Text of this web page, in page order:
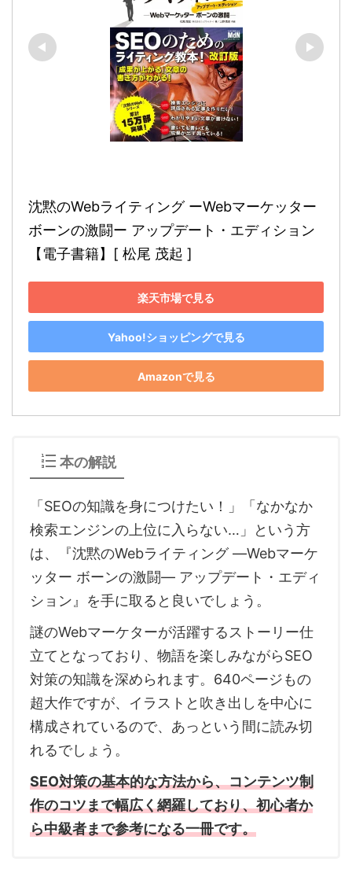
沈黙のWebライティング ーWebマーケッター
ボーンの激闘ー アップデート・エディション
【電子書籍】[ 松尾 茂起 ]
楽天市場で見る
Yahoo!ショッピングで見る
Amazonで見る
本の解説
「SEOの知識を身につけたい！」「なかなか
検索エンジンの上位に入らない…」という方
は、『沈黙のWebライティング —Webマーケ
ッター ボーンの激闘— アップデート・エディ
ション』を手に取ると良いでしょう。
謎のWebマーケターが活躍するストーリー仕
立てとなっており、物語を楽しみながらSEO
対策の知識を深められます。640ページもの
超大作ですが、イラストと吹き出しを中心に
構成されているので、あっという間に読み切
れるでしょう。
SEO対策の基本的な方法から、コンテンツ制
作のコツまで幅広く網羅しており、初心者か
ら中級者まで参考になる一冊です。